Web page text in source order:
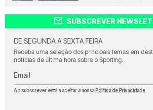
SUBSCREVER
DE SEGUNDA A SEXTA FEIRA
Receba uma seleção dos principais temas em
notícias de última hora sobre o Sporting.
Email
Ao subscrever está a aceitar a nossa Política de Privacidade